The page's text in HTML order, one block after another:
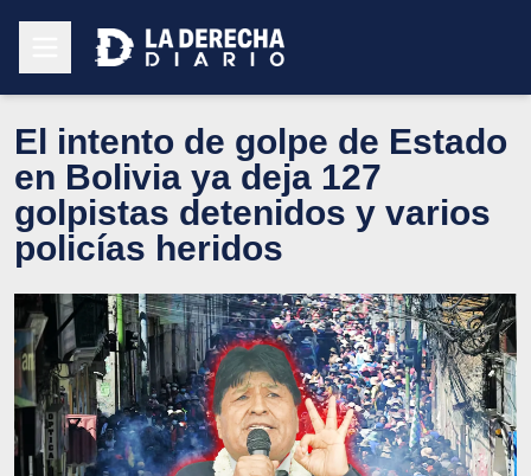
El intento de golpe de Estado
en Bolivia ya deja 127
golpistas detenidos y varios
policías heridos